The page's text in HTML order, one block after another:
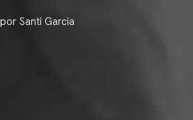
por Santi Garcia